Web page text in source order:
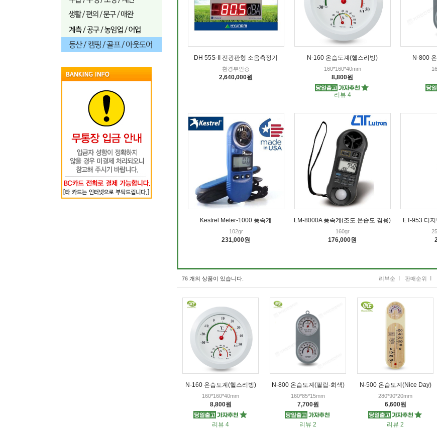
DH 55S-II 전광판형 소음측정기
환경부인증
2,640,000원
N-160 온습도계(헬스리빙)
160*160*40mm
8,800원
리뷰 4
N-800
Kestrel Meter-1000 풍속계
102gr
231,000원
LM-8000A 풍속계(조도.온습도 겸용)
160gr
176,000원
ET-953 디
76 개의 상품이 있습니다. 리뷰순 판매순위
N-160 온습도계(헬스리빙)
160*160*40mm
8,800원
리뷰 4
N-800 온습도계(필립-회색)
160*85*15mm
7,700원
리뷰 2
N-500 온습도계(Nice Day)
280*90*20mm
6,600원
리뷰 2